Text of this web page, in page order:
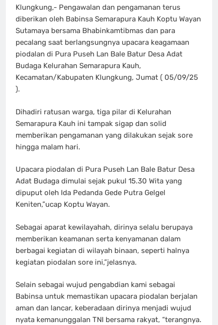
Klungkung,- Pengawalan dan pengamanan terus
diberikan oleh Babinsa Semarapura Kauh Koptu Wayan
Sutamaya bersama Bhabinkamtibmas dan para
pecalang saat berlangsungnya upacara keagamaan
piodalan di Pura Puseh Lan Bale Batur Desa Adat
Budaga Kelurahan Semarapura Kauh,
Kecamatan/Kabupaten Klungkung, Jumat ( 05/09/25
).
Dihadiri ratusan warga, tiga pilar di Kelurahan
Semarapura Kauh ini tampak sigap dan solid
memberikan pengamanan yang dilakukan sejak sore
hingga malam hari.
Upacara piodalan di Pura Puseh Lan Bale Batur Desa
Adat Budaga dimulai sejak pukul 15.30 Wita yang
dipuput oleh Ida Pedanda Gede Putra Gelgel
Keniten,”ucap Koptu Wayan.
Sebagai aparat kewilayahah, dirinya selalu berupaya
memberikan keamanan serta kenyamanan dalam
berbagai kegiatan di wilayah binaan, seperti halnya
kegiatan piodalan sore ini,”jelasnya.
Selain sebagai wujud pengabdian kami sebagai
Babinsa untuk memastikan upacara piodalan berjalan
aman dan lancar, keberadaan dirinya menjadi wujud
nyata kemanunggalan TNI bersama rakyat, “terangnya.